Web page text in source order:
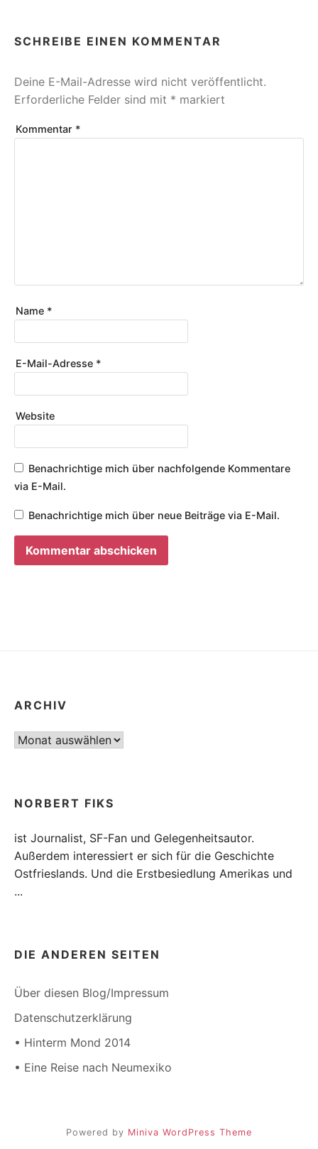
SCHREIBE EINEN KOMMENTAR
Deine E-Mail-Adresse wird nicht veröffentlicht.
Erforderliche Felder sind mit * markiert
Kommentar *
Name *
E-Mail-Adresse *
Website
Benachrichtige mich über nachfolgende Kommentare
via E-Mail.
Benachrichtige mich über neue Beiträge via E-Mail.
ARCHIV
Archiv
NORBERT FIKS
ist Journalist, SF-Fan und Gelegenheitsautor.
Außerdem interessiert er sich für die Geschichte
Ostfrieslands. Und die Erstbesiedlung Amerikas und
...
DIE ANDEREN SEITEN
Über diesen Blog/Impressum
Datenschutzerklärung
• Hinterm Mond 2014
• Eine Reise nach Neumexiko
Powered by Miniva WordPress Theme